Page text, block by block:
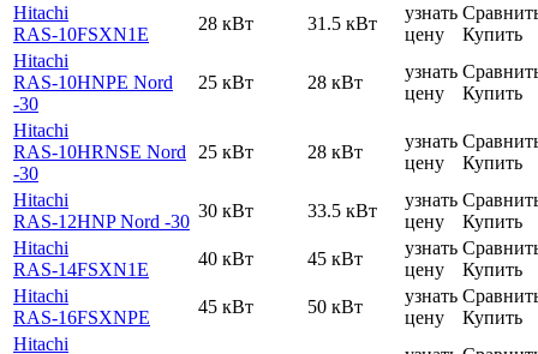
Hitachi
RAS-10FSXN1E
28 кВт 31.5 кВт
узнать
цену
Купить
Hitachi
RAS-10HNPE Nord
-30
25 кВт 28 кВт
узнать
цену
Купить
Hitachi
RAS-10HRNSE Nord
-30
25 кВт 28 кВт
узнать
цену
Купить
Hitachi
RAS-12HNP Nord -30
30 кВт 33.5 кВт
узнать
цену
Купить
Hitachi
RAS-14FSXN1E
40 кВт 45 кВт
узнать
цену
Купить
Hitachi
RAS-16FSXNPE
45 кВт 50 кВт
узнать
цену
Купить
Hitachi